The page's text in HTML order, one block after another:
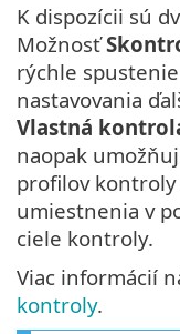
K dispozícii sú
Možnosť
rýchle
nastavovania
Vlastná
naopak
profilov
umiestnenia v
ciele kontroly.
Viac informácií
kontroly.